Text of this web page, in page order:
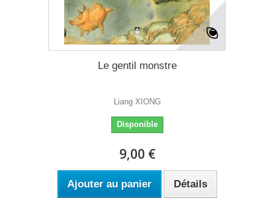
Le gentil monstre
Liang XIONG
Disponible
9,00 €
Ajouter au panier Détails